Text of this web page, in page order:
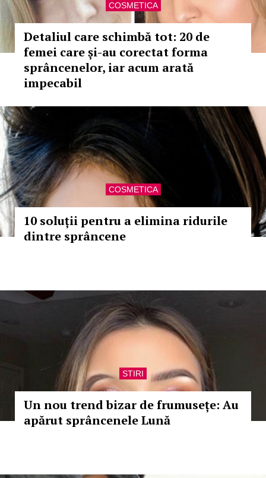
COSMETICA
Detaliul care schimbă tot: 20 de
femei care și-au corectat forma
sprâncenelor, iar acum arată
impecabil
COSMETICA
10 soluții pentru a elimina ridurile
dintre sprâncene
STIRI
Un nou trend bizar de frumusețe: Au
apărut sprâncenele Lună